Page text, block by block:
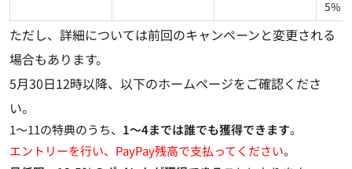
5%
ただし、詳細については前回のキャンペーンと変更される
場合もあります。
5月30日12時以降、以下のホームページをご確認くださ
い。
1～11の特典のうち、 1～4までは誰でも獲得できます。
エントリーを行い、PayPay残高で支払ってください。